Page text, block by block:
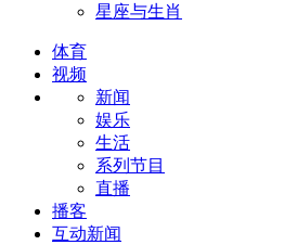
星座与生肖
体育
视频
新闻
娱乐
生活
系列节目
直播
播客
互动新闻